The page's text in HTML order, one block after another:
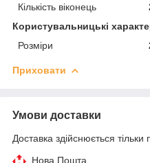
Кількість віконець
Користувальницькі
Розміри
Приховати
Умови доставки
Доставка здійснюється тільки
Нова Пошта